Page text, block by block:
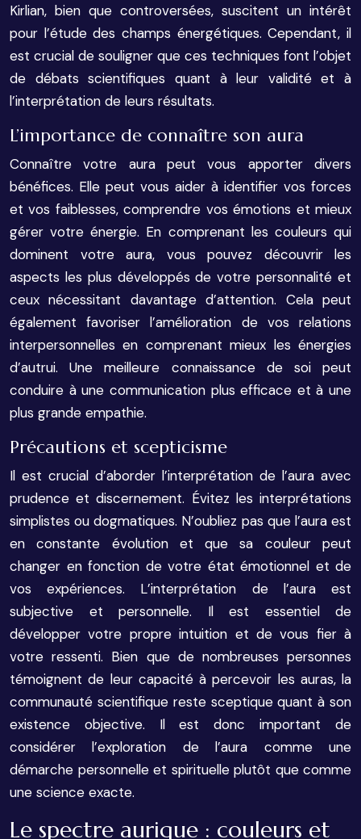
Kirlian, bien que controversées, suscitent un intérêt
pour l’étude des champs énergétiques. Cependant, il
est crucial de souligner que ces techniques font l’objet
de débats scientifiques quant à leur validité et à
l’interprétation de leurs résultats.
L’importance de connaître son aura
Connaître votre aura peut vous apporter divers
bénéfices. Elle peut vous aider à identifier vos forces
et vos faiblesses, comprendre vos émotions et mieux
gérer votre énergie. En comprenant les couleurs qui
dominent votre aura, vous pouvez découvrir les
aspects les plus développés de votre personnalité et
ceux nécessitant davantage d’attention. Cela peut
également favoriser l’amélioration de vos relations
interpersonnelles en comprenant mieux les énergies
d’autrui. Une meilleure connaissance de soi peut
conduire à une communication plus efficace et à une
plus grande empathie.
Précautions et scepticisme
Il est crucial d’aborder l’interprétation de l’aura avec
prudence et discernement. Évitez les interprétations
simplistes ou dogmatiques. N’oubliez pas que l’aura est
en constante évolution et que sa couleur peut
changer en fonction de votre état émotionnel et de
vos expériences. L’interprétation de l’aura est
subjective et personnelle. Il est essentiel de
développer votre propre intuition et de vous fier à
votre ressenti. Bien que de nombreuses personnes
témoignent de leur capacité à percevoir les auras, la
communauté scientifique reste sceptique quant à son
existence objective. Il est donc important de
considérer l’exploration de l’aura comme une
démarche personnelle et spirituelle plutôt que comme
une science exacte.
Le spectre aurique : couleurs et